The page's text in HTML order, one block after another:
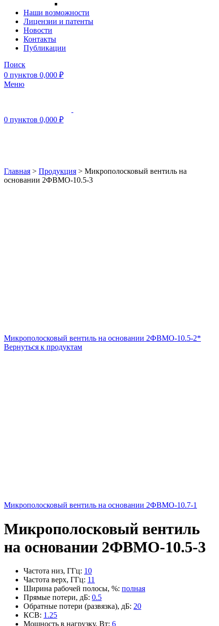
Наши возможности
Лицензии и патенты
Новости
Контакты
Публикации
Поиск
0 пунктов 0,000 ₽
Меню
0 пунктов 0,000 ₽
Главная > Продукция > Микрополосковый вентиль на
основании 2ФВМO-10.5-3
Микрополосковый вентиль на основании 2ФВМO-10.5-2*
Вернуться к продуктам
Микрополосковый вентиль на основании 2ФВМO-10.7-1
Микрополосковый вентиль
на основании 2ФВМO-10.5-3
Частота низ, ГГц: 10
Частота верх, ГГц: 11
Ширина рабочей полосы, %: полная
Прямые потери, дБ: 0.5
Обратные потери (развязка), дБ: 20
КСВ: 1.25
Мощность в нагрузку, Вт: 6